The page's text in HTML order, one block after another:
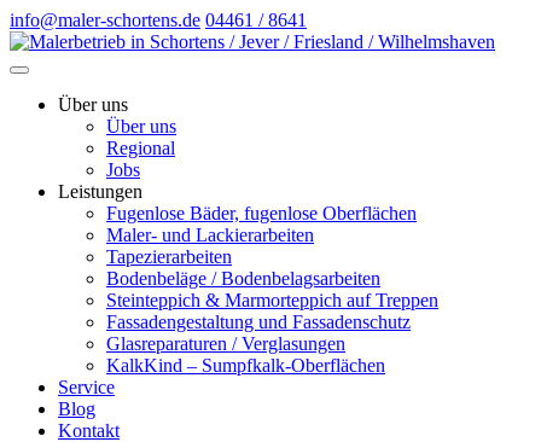
info@maler-schortens.de 04461 / 8641
Über uns
Über uns
Regional
Jobs
Leistungen
Fugenlose Bäder, fugenlose Oberflächen
Maler- und Lackierarbeiten
Tapezierarbeiten
Bodenbeläge / Bodenbelagsarbeiten
Steinteppich & Marmorteppich auf Treppen
Fassadengestaltung und Fassadenschutz
Glasreparaturen / Verglasungen
KalkKind – Sumpfkalk-Oberflächen
Service
Blog
Kontakt